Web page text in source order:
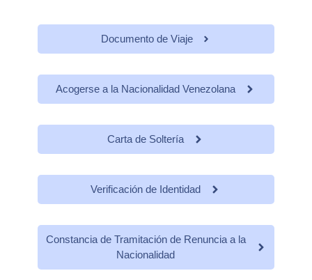
Documento de Viaje
Acogerse a la Nacionalidad Venezolana
Carta de Soltería
Verificación de Identidad
Constancia de Tramitación de Renuncia a la
Nacionalidad